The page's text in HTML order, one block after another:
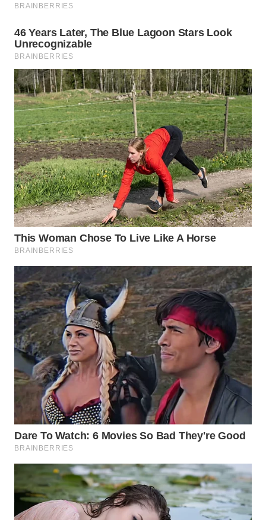
WN
WN
SIMALUNGUN
WN
LABUHANBATU
WN
TAPANULI
TENGAH
WN DELI
SERDANG
WN
TEBING
WN
PAKPAK
WN
KARAWANG
WN
BEKASI
WN
BOGOR
WN
DEPOK
WN